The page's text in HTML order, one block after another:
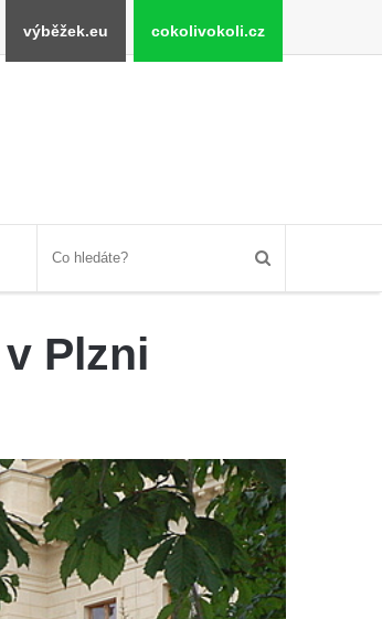
výběžek.eu cokolivokoli.cz
Plzni